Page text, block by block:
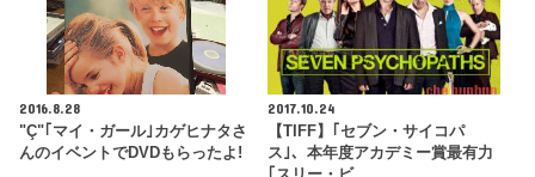
2016.8.28
"Ç"｢マイ・ガール｣カゲヒナタさ
んのイベントでDVDもらったよ!
2017.10.24
【TIFF】｢セブン・サイコパ
ス｣、本年度アカデミー賞最有力